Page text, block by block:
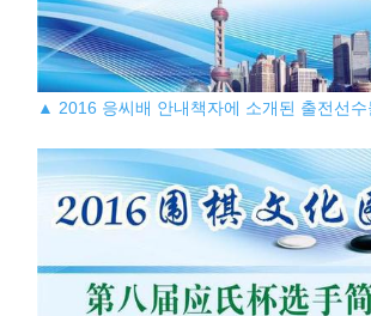
▲ 2016 응씨배 안내책자에 소개된 출전선수